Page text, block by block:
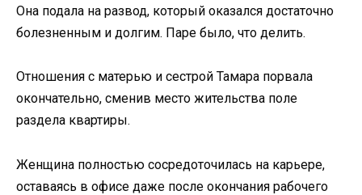
Она подала на развод, который оказался достаточно
болезненным и долгим. Паре было, что делить.
Отношения с матерью и сестрой Тамара порвала
окончательно, сменив место жительства поле
раздела квартиры.
Женщина полностью сосредоточилась на карьере,
оставаясь в офисе даже после окончания рабочего